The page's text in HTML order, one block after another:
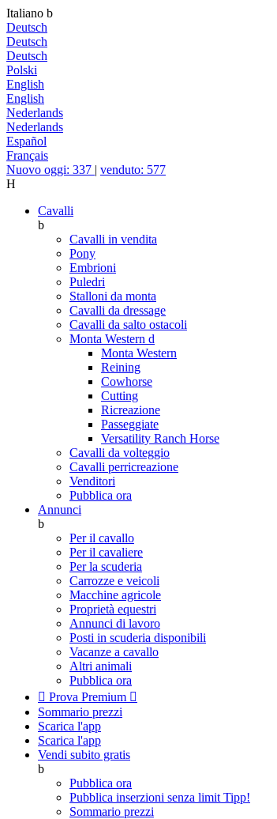
Italiano b
Deutsch
Deutsch
Deutsch
Polski
English
English
Nederlands
Nederlands
Español
Français
Nuovo oggi: 337 | venduto: 577
H
Cavalli
b
Cavalli in vendita
Pony
Embrioni
Puledri
Stalloni da monta
Cavalli da dressage
Cavalli da salto ostacoli
Monta Western d
Monta Western
Reining
Cowhorse
Cutting
Ricreazione
Passeggiate
Versatility Ranch Horse
Cavalli da volteggio
Cavalli perricreazione
Venditori
Pubblica ora
Annunci
b
Per il cavallo
Per il cavaliere
Per la scuderia
Carrozze e veicoli
Macchine agricole
Proprietà equestri
Annunci di lavoro
Posti in scuderia disponibili
Vacanze a cavallo
Altri animali
Pubblica ora
 Prova Premium 
Sommario prezzi
Scarica l'app
Scarica l'app
Vendi subito gratis
b
Pubblica ora
Pubblica inserzioni senza limit Tipp!
Sommario prezzi